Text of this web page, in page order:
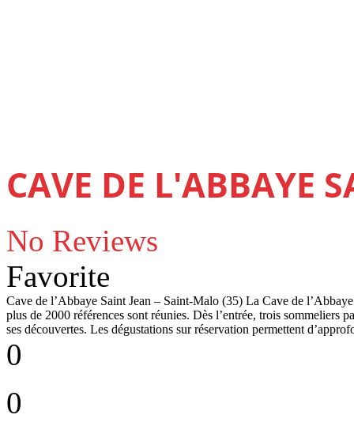
CAVE DE L'ABBAYE
No Reviews
Favorite
Cave de l’Abbaye Saint Jean – Saint-Malo (35) La Cave de
plus de 2000 références sont réunies. Dès l’entrée, trois sommeliers
ses découvertes. Les dégustations sur réservation permettent
0
0